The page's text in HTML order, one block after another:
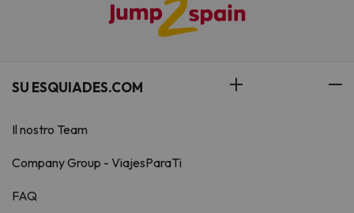
SU ESQUIADES.COM
Il nostro Team
Company Group - ViajesParaTi
FAQ